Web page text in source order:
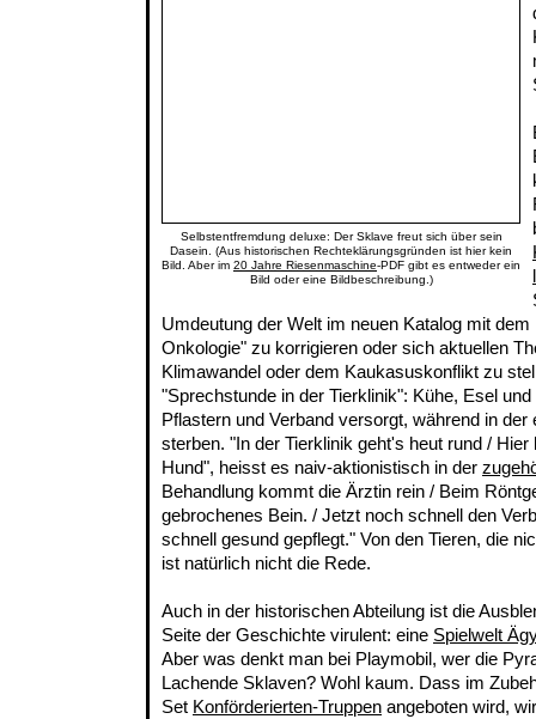
Selbstentfremdung deluxe: Der Sklave freut sich über sein
Dasein. (Aus historischen Rechteklärungsgründen ist hier kein
Bild. Aber im 20 Jahre Riesenmaschine-PDF gibt es entweder ein
Bild oder eine Bildbeschreibung.)
Umdeutung der Welt im neuen Katalog mit
Onkologie" zu korrigieren oder sich aktuellen
Klimawandel oder dem Kaukasuskonflikt zu
"Sprechstunde in der Tierklinik": Kühe, Esel
Pflastern und Verband versorgt, während in
sterben. "In der Tierklinik geht's heut rund /
Hund", heisst es naiv-aktionistisch in der
Behandlung kommt die Ärztin rein / Beim
gebrochenes Bein. / Jetzt noch schnell den
schnell gesund gepflegt." Von den Tieren, die
ist natürlich nicht die Rede.
Auch in der historischen Abteilung ist die
Seite der Geschichte virulent: eine Spielwelt
Aber was denkt man bei Playmobil, wer die
Lachende Sklaven? Wohl kaum. Dass im
Set Konförderierten-Truppen angeboten wird,